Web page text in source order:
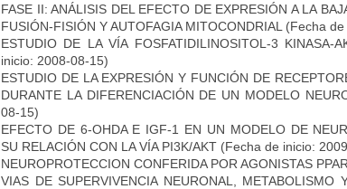
FASE II: ANÁLISIS DEL EFECTO DE EXPRESIÓN A LA
FUSIÓN-FISIÓN Y AUTOFAGIA MITOCONDRIAL (Fecha
ESTUDIO DE LA VÍA FOSFATIDILINOSITOL-3 KINASA-
inicio: 2008-08-15)
ESTUDIO DE LA EXPRESIÓN Y FUNCIÓN DE
DURANTE LA DIFERENCIACIÓN DE UN MODELO
08-15)
EFECTO DE 6-OHDA E IGF-1 EN UN MODELO DE
SU RELACIÓN CON LA VÍA PI3K/AKT (Fecha de inicio:
NEUROPROTECCION CONFERIDA POR AGONISTAS
VIAS DE SUPERVIVENCIA NEURONAL, METABOLISMO